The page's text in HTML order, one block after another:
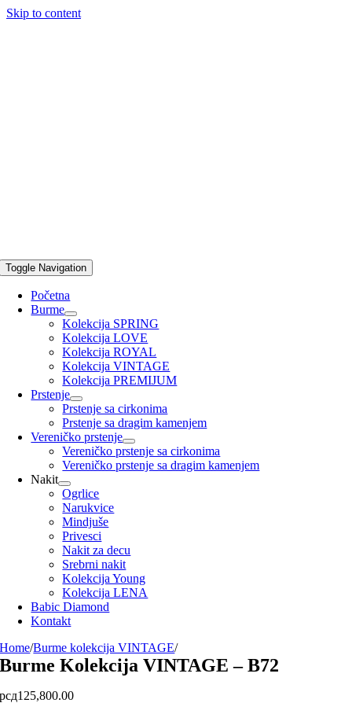
Skip to content
Toggle Navigation
Početna
Burme
Kolekcija SPRING
Kolekcija LOVE
Kolekcija ROYAL
Kolekcija VINTAGE
Kolekcija PREMIJUM
Prstenje
Prstenje sa cirkonima
Prstenje sa dragim kamenjem
Vereničko prstenje
Vereničko prstenje sa cirkonima
Vereničko prstenje sa dragim kamenjem
Nakit
Ogrlice
Narukvice
Mindjuše
Privesci
Nakit za decu
Srebrni nakit
Kolekcija Young
Kolekcija LENA
Babic Diamond
Kontakt
Home/Burme kolekcija VINTAGE/
Burme Kolekcija VINTAGE – B72
рсд125,800.00